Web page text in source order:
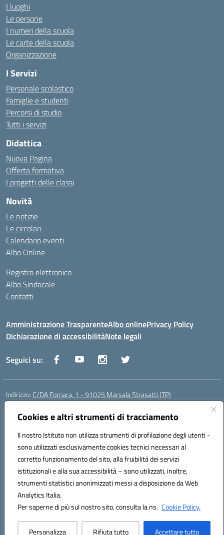
Cookies e altri strumenti di tracciamento
Il nostro Istituto non utilizza strumenti di profilazione degli utenti -
sono utilizzati esclusivamente cookies tecnici necessari al
corretto funzionamento del sito, alla fruibilità dei servizi
istituzionali e alla sua accessibilità – sono utilizzati, inoltre,
strumenti statistici anonimizzati messi a disposizione da Web
Analytics Italia.
Per saperne di più sul nostro sito, consulta la ns. Cookie Policy.
Personalizza Rifiuta tutto Accettare tutto
I luoghi
Le persone
I numeri della scuola
Le carte della scuola
Organizzazione
I Servizi
Personale scolastico
Famiglie e studenti
Percorsi di studio
Tutti i servizi
Didattica
Nuova Pagina
Offerta formativa
I progetti delle classi
Novità
Le notizie
Le circolari
Calendario eventi
Albo Online
Registro elettronico
Albo Sindacale
Contatti
Amministrazione TrasparenteAlbo onlinePrivacy Policy
Dichiarazione di accessibilitàNote legali
Seguici su:
Indirizzo: C/DA Fornara, 1 - 91025 Marsala Strasatti (TP)
Centralino:
Posta elettronica certificata (PEC):tpic81600v@pec.istruzione.it
Codice fiscale: 82006360810
Codice meccanografico:TPIC81600V
Codice Indice delle Pubbliche Amministrazioni (IPA): istsc_tpic81600v
Codice unico di fatturazione (CUF): UFODYY
Hosting & Powered by 3D Solution S.r.l.
Concept & Design by Designers Italia